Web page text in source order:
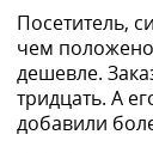
Посетитель,
чем
дешевле.
тридцать. А
добавили